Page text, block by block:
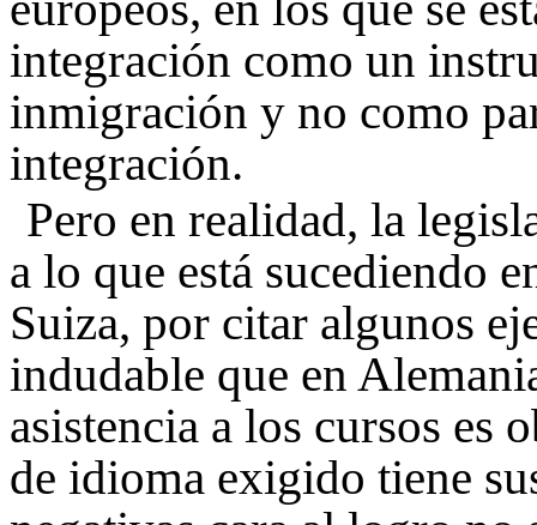
integración como un
inmigración y no como
integración.
Pero en realidad, la
a lo que está sucediendo
Suiza, por citar algunos
indudable que en
asistencia a los cursos es
de idioma exigido tiene